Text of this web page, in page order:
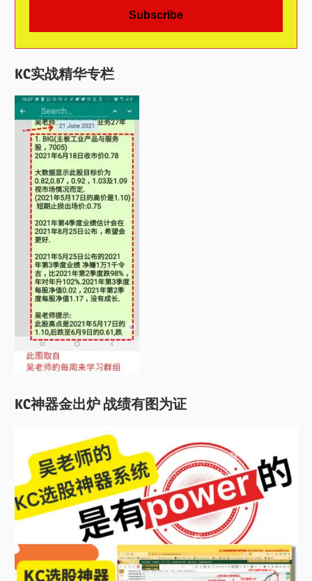
KC实战精华专栏
KC神器金出炉 战绩有图为证